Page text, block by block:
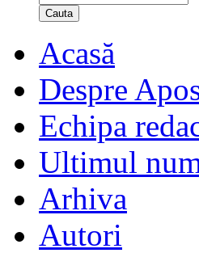
Cauta
Acasă
Despre
Echipa
Ultimul
Arhiva
Autori